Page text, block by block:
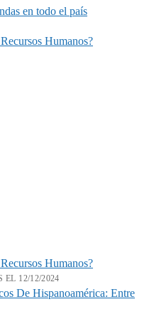
en todo el país
Humanos?
Humanos?
EL 12/12/2024